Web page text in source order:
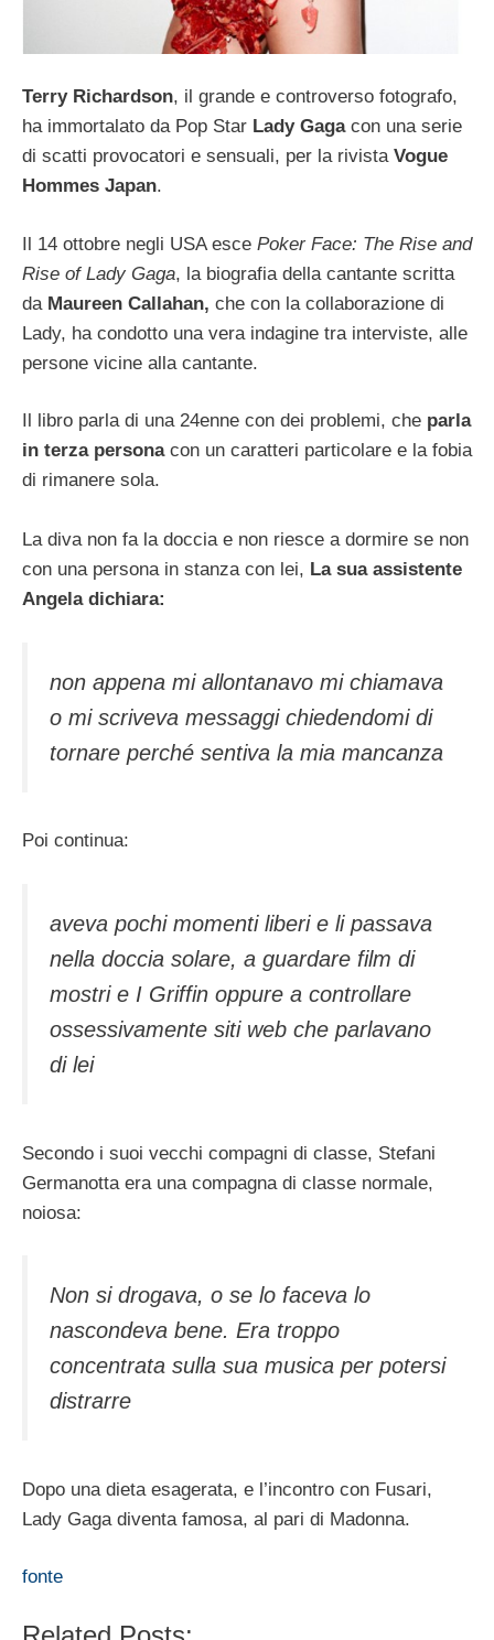
Terry Richardson, il grande e controverso fotografo,
ha immortalato da Pop Star Lady Gagacon una serie
di scatti provocatori e sensuali, per la rivista Vogue
Hommes Japan.
Il 14 ottobre negli USA esce Poker Face: The Rise and
Rise of Lady Gaga, la biografia della cantante scritta
da Maureen Callahan, che con la collaborazione di
Lady, ha condotto una vera indagine tra interviste, alle
persone vicine alla cantante.
Il libro parla di una 24enne con dei problemi, che parla
in terza personacon un caratteri particolare e la fobia
di rimanere sola.
La diva non fa la doccia e non riesce a dormire se non
con una persona in stanza con lei, La sua assistente
Angela dichiara:
non appena mi allontanavo mi chiamava
o mi scriveva messaggi chiedendomi di
tornare perché sentiva la mia mancanza
Poi continua:
aveva pochi momenti liberi e li passava
nella doccia solare, a guardare film di
mostri e I Griffin oppure a controllare
ossessivamente siti web che parlavano
di lei
Secondo i suoi vecchi compagni di classe, Stefani
Germanotta era una compagna di classe normale,
noiosa:
Non si drogava, o se lo faceva lo
nascondeva bene. Era troppo
concentrata sulla sua musica per potersi
distrarre
Dopo una dieta esagerata, e l’incontro con Fusari,
Lady Gaga diventa famosa, al pari di Madonna.
fonte